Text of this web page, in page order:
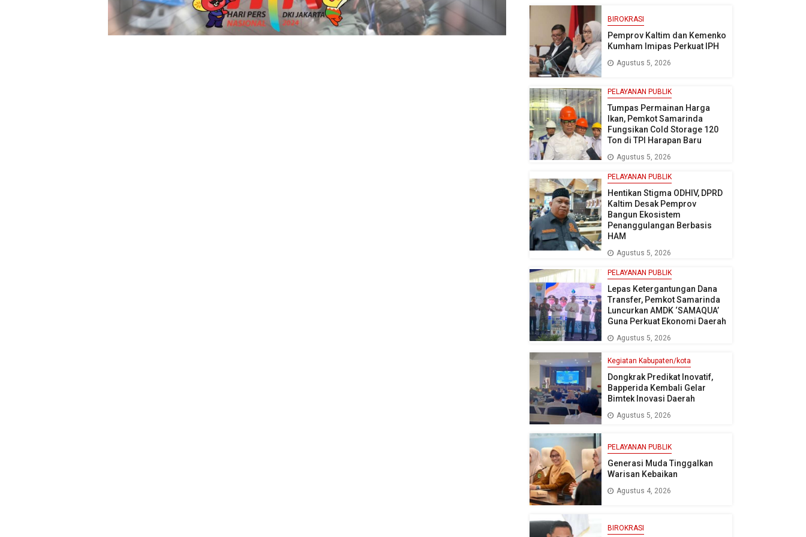
BIROKRASI
Pemprov Kaltim dan Kemenko
Kumham Imipas Perkuat IPH
Agustus 5, 2026
PELAYANAN PUBLIK
Tumpas Permainan Harga
Ikan, Pemkot Samarinda
Fungsikan Cold Storage 120
Ton di TPI Harapan Baru
Agustus 5, 2026
PELAYANAN PUBLIK
Hentikan Stigma ODHIV, DPRD
Kaltim Desak Pemprov
Bangun Ekosistem
Penanggulangan Berbasis
HAM
Agustus 5, 2026
PELAYANAN PUBLIK
Lepas Ketergantungan Dana
Transfer, Pemkot Samarinda
Luncurkan AMDK ‘SAMAQUA’
Guna Perkuat Ekonomi Daerah
Agustus 5, 2026
Kegiatan Kabupaten/kota
Dongkrak Predikat Inovatif,
Bapperida Kembali Gelar
Bimtek Inovasi Daerah
Agustus 5, 2026
PELAYANAN PUBLIK
Generasi Muda Tinggalkan
Warisan Kebaikan
Agustus 4, 2026
BIROKRASI